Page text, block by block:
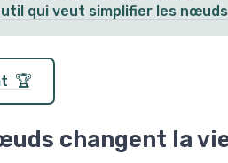
qui veut simplifier les
🏆
changent la